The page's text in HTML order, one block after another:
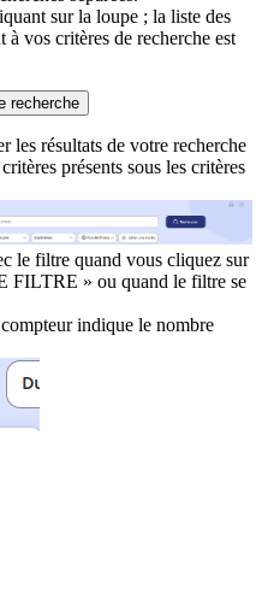
sur la loupe ; la liste des
vos critères de recherche est
recherche
les résultats de votre recherche
présents sous les critères
le filtre quand vous cliquez sur
FILTRE » ou quand le filtre se
indique le nombre